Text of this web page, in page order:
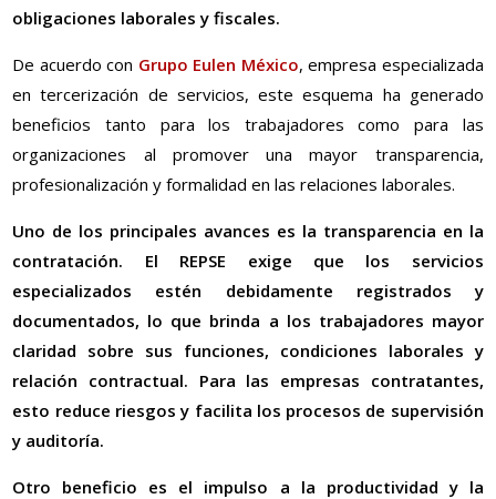
obligaciones laborales y fiscales.
De acuerdo con Grupo Eulen México, empresa especializada
en tercerización de servicios, este esquema ha generado
beneficios tanto para los trabajadores como para las
organizaciones al promover una mayor transparencia,
profesionalización y formalidad en las relaciones laborales.
Uno de los principales avances es la transparencia en la
contratación. El REPSE exige que los servicios
especializados estén debidamente registrados y
documentados, lo que brinda a los trabajadores mayor
claridad sobre sus funciones, condiciones laborales y
relación contractual. Para las empresas contratantes,
esto reduce riesgos y facilita los procesos de supervisión
y auditoría.
Otro beneficio es el impulso a la productividad y la